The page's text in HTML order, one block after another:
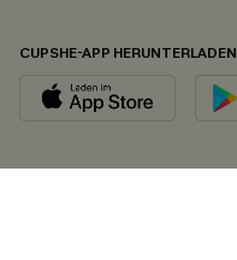
CUPSHE-APP HERUNTERLADEN